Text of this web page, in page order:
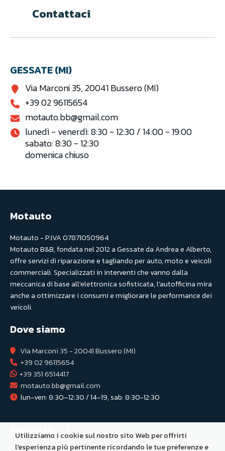
Contattaci
GESSATE (MI)
Via Marconi 35, 20041 Bussero (MI)
+39 02 96115654
motauto.bb@gmail.com
lunedì - venerdì: 8:30 - 12:30 / 14:00 - 19:00
sabato: 8:30 - 12:30
domenica chiuso
Motauto
Motauto - P.IVA 07871050964
Motauto B&B, fondata nel 2012 a Gessate da Andrea e Alberto,
offre servizi di riparazione e tagliando per auto, moto e veicoli
commerciali. Specializzati in interventi che vanno dalla
meccanica di base all'elettronica sofisticata, l'autofficina mira
anche a ottimizzare i consumi e migliorare le performance dei
veicoli.
Dove siamo
Via Marconi 35 - 20041 Bussero (MI)
+39 02 96115654
+39 351 6514417
motauto.bb@gmail.com
lun-ven: 8:30–12:30 / 14–19, sab: 8:30-12:30
Utilizziamo i cookie sul nostro sito Web per offrirti
l'esperienza più pertinente ricordando le tue preferenze e